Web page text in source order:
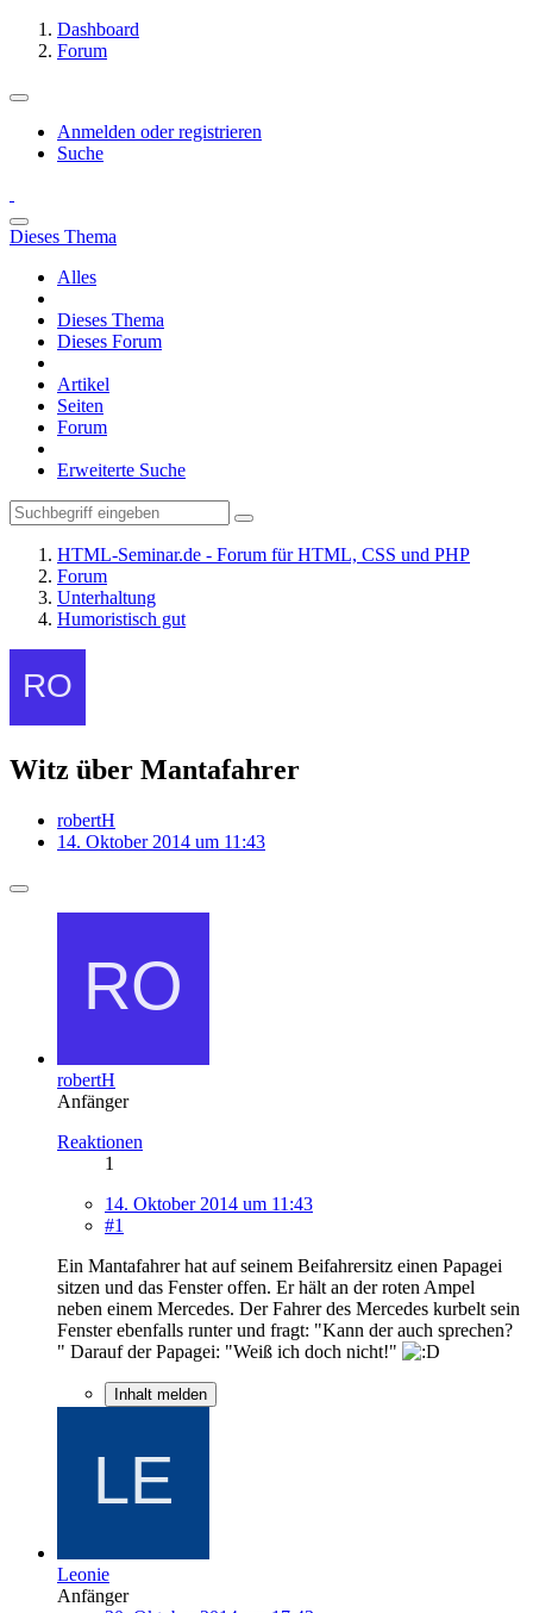
Dashboard
Forum
Anmelden oder registrieren
Suche
Dieses Thema
Alles
Dieses Thema
Dieses Forum
Artikel
Seiten
Forum
Erweiterte Suche
HTML-Seminar.de - Forum für HTML, CSS und PHP
Forum
Unterhaltung
Humoristisch gut
Witz über Mantafahrer
robertH
14. Oktober 2014 um 11:43
robertH
Anfänger
Reaktionen
1
14. Oktober 2014 um 11:43
#1
Ein Mantafahrer hat auf seinem Beifahrersitz einen Papagei
sitzen und das Fenster offen. Er hält an der roten Ampel
neben einem Mercedes. Der Fahrer des Mercedes kurbelt sein
Fenster ebenfalls runter und fragt: "Kann der auch sprechen?
" Darauf der Papagei: "Weiß ich doch nicht!"
Inhalt melden
Leonie
Anfänger